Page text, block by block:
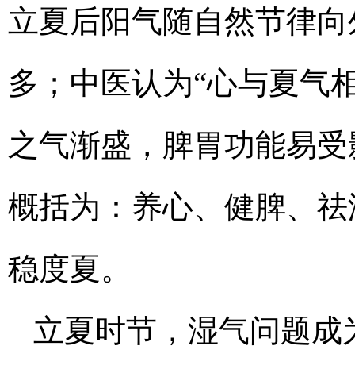
立夏后阳气随自然节律
多；中医认为“心与夏气
之气渐盛，脾胃功能易
概括为：养心、健脾、
稳度夏。
立夏时节，湿气问题